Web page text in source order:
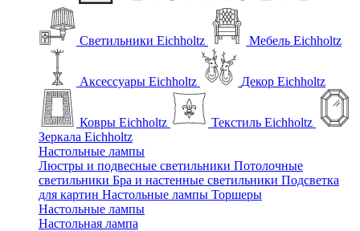
Светильники Eichholtz Мебель Eichholtz
Аксессуары Eichholtz Декор Eichholtz
Ковры Eichholtz
Текстиль Eichholtz
Зеркала Eichholtz
Настольные лампы
Люстры и подвесные светильники Потолочные
светильники Бра и настенные светильники Подсветка
для картин Настольные лампы Торшеры
Настольные лампы
Настольная лампа